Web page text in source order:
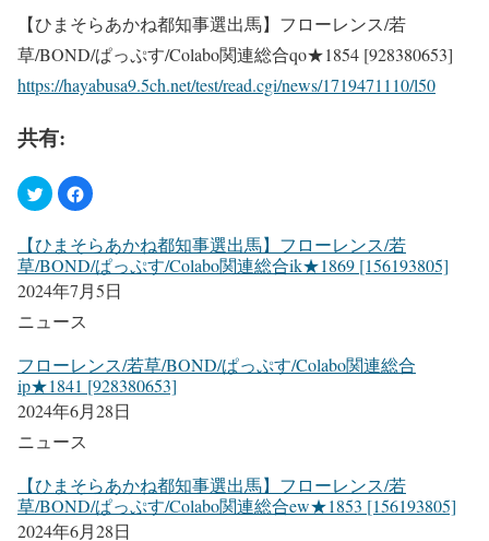
【ひまそらあかね都知事選出馬】フローレンス/若
草/BOND/ぱっぷす/Colabo関連総合qo★1854 [928380653]
https://hayabusa9.5ch.net/test/read.cgi/news/1719471110/l50
共有:
【ひまそらあかね都知事選出馬】フローレンス/若
草/BOND/ぱっぷす/Colabo関連総合ik★1869 [156193805]
2024年7月5日
ニュース
フローレンス/若草/BOND/ぱっぷす/Colabo関連総合
ip★1841 [928380653]
2024年6月28日
ニュース
【ひまそらあかね都知事選出馬】フローレンス/若
草/BOND/ぱっぷす/Colabo関連総合ew★1853 [156193805]
2024年6月28日